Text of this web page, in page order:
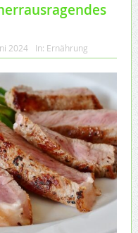
2024 In: Ernährung